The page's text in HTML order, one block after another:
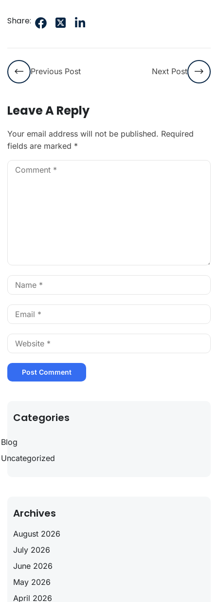
Share:
Previous Post Next Post
Leave A Reply
Your email address will not be published. Required
fields are marked *
Categories
Blog
Uncategorized
Archives
August 2026
July 2026
June 2026
May 2026
April 2026